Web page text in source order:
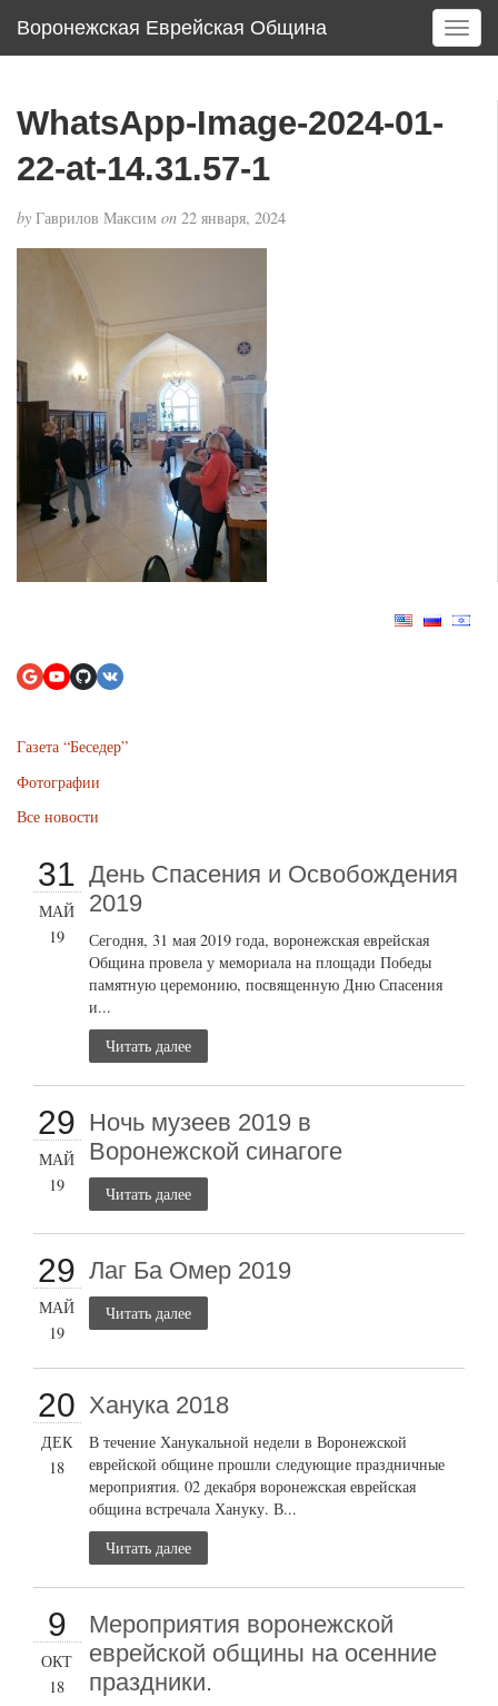
Воронежская Еврейская Община
T
o
WhatsApp-Image-2024-01-
22-at-14.31.57-1
by Гаврилов Максим on 22 января, 2024
Газета “Беседер”
Фотографии
Все новости
31
МАЙ
19
День Спасения и Освобождения
2019
Сегодня, 31 мая 2019 года, воронежская еврейская
Община провела у мемориала на площади Победы
памятную церемонию, посвященную Дню Спасения
и...
Читать далее
29
МАЙ
19
Ночь музеев 2019 в
Воронежской синагоге
Читать далее
29
МАЙ
19
Лаг Ба Омер 2019
Читать далее
20
ДЕК
18
Ханука 2018
В течение Ханукальной недели в Воронежской
еврейской общине прошли следующие праздничные
мероприятия. 02 декабря воронежская еврейская
община встречала Хануку. В...
Читать далее
9
ОКТ
18
Мероприятия воронежской
еврейской общины на осенние
праздники.